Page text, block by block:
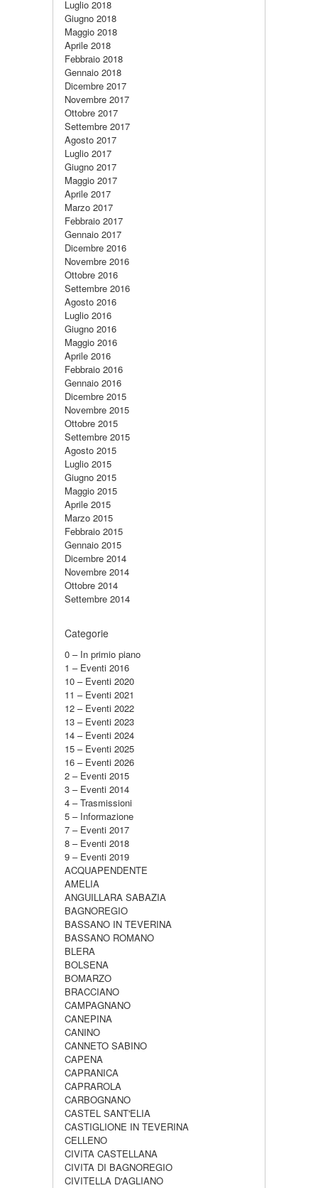
Luglio 2018
Giugno 2018
Maggio 2018
Aprile 2018
Febbraio 2018
Gennaio 2018
Dicembre 2017
Novembre 2017
Ottobre 2017
Settembre 2017
Agosto 2017
Luglio 2017
Giugno 2017
Maggio 2017
Aprile 2017
Marzo 2017
Febbraio 2017
Gennaio 2017
Dicembre 2016
Novembre 2016
Ottobre 2016
Settembre 2016
Agosto 2016
Luglio 2016
Giugno 2016
Maggio 2016
Aprile 2016
Febbraio 2016
Gennaio 2016
Dicembre 2015
Novembre 2015
Ottobre 2015
Settembre 2015
Agosto 2015
Luglio 2015
Giugno 2015
Maggio 2015
Aprile 2015
Marzo 2015
Febbraio 2015
Gennaio 2015
Dicembre 2014
Novembre 2014
Ottobre 2014
Settembre 2014
Categorie
0 – In primio piano
1 – Eventi 2016
10 – Eventi 2020
11 – Eventi 2021
12 – Eventi 2022
13 – Eventi 2023
14 – Eventi 2024
15 – Eventi 2025
16 – Eventi 2026
2 – Eventi 2015
3 – Eventi 2014
4 – Trasmissioni
5 – Informazione
7 – Eventi 2017
8 – Eventi 2018
9 – Eventi 2019
ACQUAPENDENTE
AMELIA
ANGUILLARA SABAZIA
BAGNOREGIO
BASSANO IN TEVERINA
BASSANO ROMANO
BLERA
BOLSENA
BOMARZO
BRACCIANO
CAMPAGNANO
CANEPINA
CANINO
CANNETO SABINO
CAPENA
CAPRANICA
CAPRAROLA
CARBOGNANO
CASTEL SANT'ELIA
CASTIGLIONE IN TEVERINA
CELLENO
CIVITA CASTELLANA
CIVITA DI BAGNOREGIO
CIVITELLA D'AGLIANO